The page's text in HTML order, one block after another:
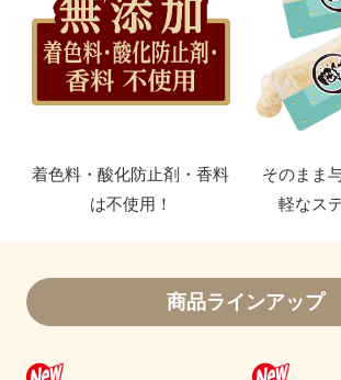
着色料・酸化防止剤・香料
は不使用！
そのまま
軽なス
商品ラインアップ